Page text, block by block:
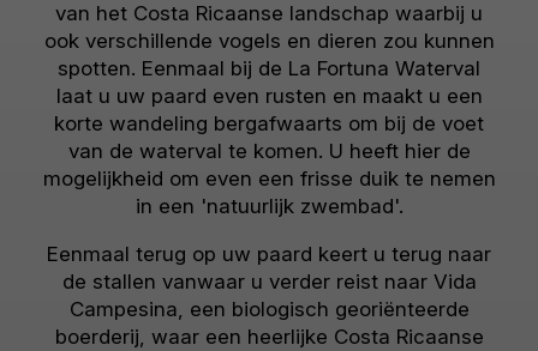
van het Costa Ricaanse landschap waarbij u
ook verschillende vogels en dieren zou kunnen
spotten. Eenmaal bij de La Fortuna Waterval
laat u uw paard even rusten en maakt u een
korte wandeling bergafwaarts om bij de voet
van de waterval te komen. U heeft hier de
mogelijkheid om even een frisse duik te nemen
in een 'natuurlijk zwembad'.
Eenmaal terug op uw paard keert u terug naar
de stallen vanwaar u verder reist naar Vida
Campesina, een biologisch georiënteerde
boerderij, waar een heerlijke Costa Ricaanse